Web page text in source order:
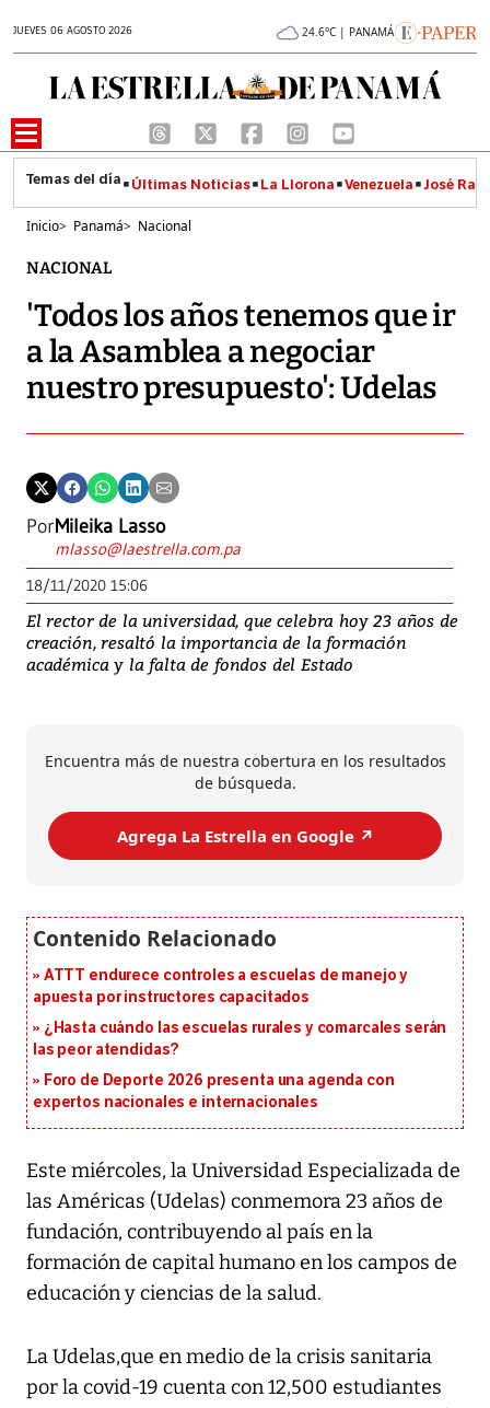
JUEVES 06 AGOSTO 2026 24.6°C | PANAMÁ
Últimas Noticias La Llorona Venezuela José
Inicio> Panamá> Nacional
NACIONAL
'Todos los años tenemos que ir
a la Asamblea a negociar
nuestro presupuesto': Udelas
PorMileika Lasso
mlasso@laestrella.com.pa
18/11/2020 15:06
El rector de la universidad, que celebra hoy 23 años de
creación, resaltó la importancia de la formación
académica y la falta de fondos del Estado
Encuentra más de nuestra cobertura en los resultados
de búsqueda.
Agrega La Estrella en Google ↗️
ATTT endurece controles a escuelas de manejo y
apuesta por instructores capacitados
¿Hasta cuándo las escuelas rurales y comarcales serán
las peor atendidas?
Foro de Deporte 2026 presenta una agenda con
expertos nacionales e internacionales
Este miércoles, la Universidad Especializada de
las Américas (Udelas) conmemora 23 años de
fundación, contribuyendo al país en la
formación de capital humano en los campos de
educación y ciencias de la salud.
La Udelas,que en medio de la crisis sanitaria
por la covid-19 cuenta con 12,500 estudiantes